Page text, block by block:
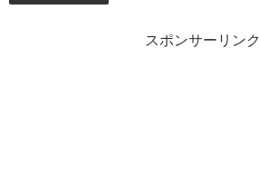
スポンサーリンク